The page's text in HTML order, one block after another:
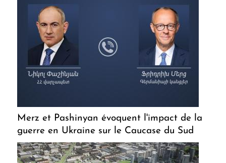
Merz et Pashinyan évoquent l'impact de la
guerre en Ukraine sur le Caucase du Sud